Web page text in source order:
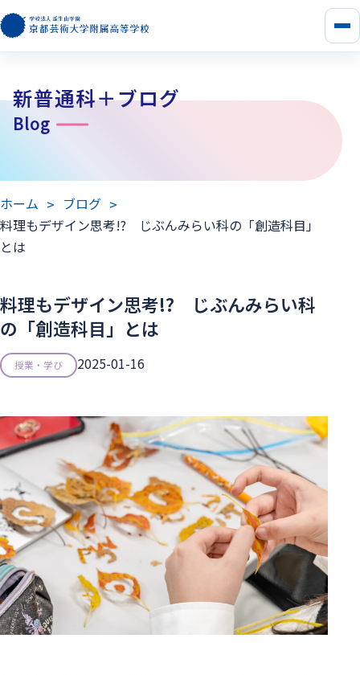
メ
ニ
く
新普通科＋ブログ
Blog
ホーム
ブログ
料理もデザイン思考!? じぶんみらい科の「創造科目」
とは
料理もデザイン思考!? じぶんみらい科
の「創造科目」とは
授業・学び 2025-01-16